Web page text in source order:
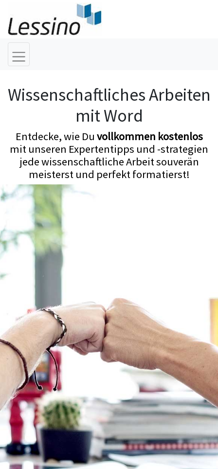
Wissenschaftliches Arbeiten
mit Word
Entdecke, wie Du vollkommen kostenlos
mit unseren Expertentipps und -strategien
jede wissenschaftliche Arbeit souverän
meisterst und perfekt formatierst!